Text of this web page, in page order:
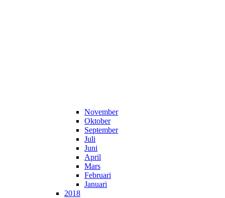
November
Oktober
September
Juli
Juni
April
Mars
Februari
Januari
2018